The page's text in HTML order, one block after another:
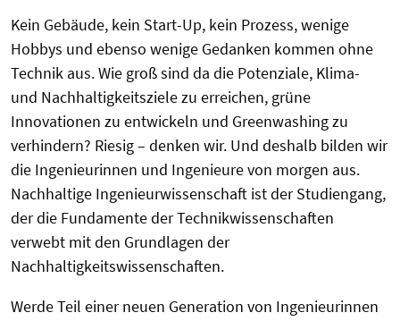
Kein Gebäude, kein Start-Up, kein Prozess, wenige
Hobbys und ebenso wenige Gedanken kommen ohne
Technik aus. Wie groß sind da die Potenziale, Klima-
und Nachhaltigkeitsziele zu erreichen, grüne
Innovationen zu entwickeln und Greenwashing zu
verhindern? Riesig – denken wir. Und deshalb bilden wir
die Ingenieurinnen und Ingenieure von morgen aus.
Nachhaltige Ingenieurwissenschaft ist der Studiengang,
der die Fundamente der Technikwissenschaften
verwebt mit den Grundlagen der
Nachhaltigkeitswissenschaften.
Werde Teil einer neuen Generation von Ingenieurinnen